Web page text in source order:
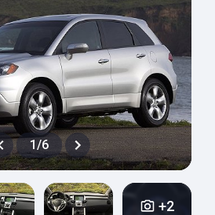
1/6
+2